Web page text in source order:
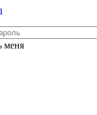
меня